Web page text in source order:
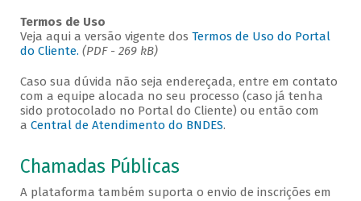
Termos de Uso
Veja aqui a versão vigente dos Termos de Uso do Portal
do Cliente. (PDF - 269 kB)
Caso sua dúvida não seja endereçada, entre em contato
com a equipe alocada no seu processo (caso já tenha
sido protocolado no Portal do Cliente) ou então com
a Central de Atendimento do BNDES.
Chamadas Públicas
A plataforma também suporta o envio de inscrições em